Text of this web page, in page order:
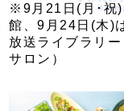
※9月21日(月･祝)
館、9月24日(木)
放送ライブラリー
サロン）